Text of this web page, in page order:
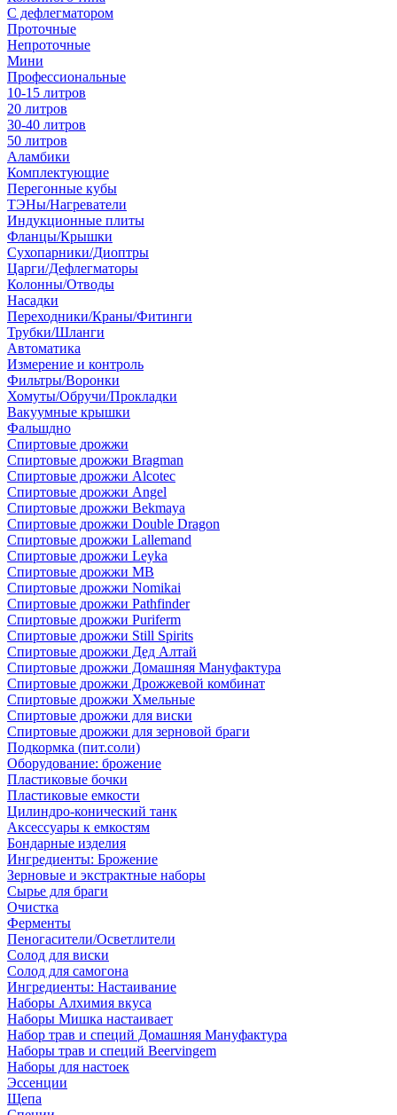
С дефлегматором
Проточные
Непроточные
Мини
Профессиональные
10-15 литров
20 литров
30-40 литров
50 литров
Аламбики
Комплектующие
Перегонные кубы
ТЭНы/Нагреватели
Индукционные плиты
Фланцы/Крышки
Сухопарники/Диоптры
Царги/Дефлегматоры
Колонны/Отводы
Насадки
Переходники/Краны/Фитинги
Трубки/Шланги
Автоматика
Измерение и контроль
Фильтры/Воронки
Хомуты/Обручи/Прокладки
Вакуумные крышки
Фальшдно
Спиртовые дрожжи
Спиртовые дрожжи Bragman
Спиртовые дрожжи Alcotec
Спиртовые дрожжи Angel
Спиртовые дрожжи Bekmaya
Спиртовые дрожжи Double Dragon
Спиртовые дрожжи Lallemand
Спиртовые дрожжи Leyka
Спиртовые дрожжи MB
Спиртовые дрожжи Nomikai
Спиртовые дрожжи Pathfinder
Спиртовые дрожжи Puriferm
Спиртовые дрожжи Still Spirits
Спиртовые дрожжи Дед Алтай
Спиртовые дрожжи Домашняя Мануфактура
Спиртовые дрожжи Дрожжевой комбинат
Спиртовые дрожжи Хмельные
Спиртовые дрожжи для виски
Спиртовые дрожжи для зерновой браги
Подкормка (пит.соли)
Оборудование: брожение
Пластиковые бочки
Пластиковые емкости
Цилиндро-конический танк
Аксессуары к емкостям
Бондарные изделия
Ингредиенты: Брожение
Зерновые и экстрактные наборы
Сырье для браги
Очистка
Ферменты
Пеногасители/Осветлители
Солод для виски
Солод для самогона
Ингредиенты: Настаивание
Наборы Алхимия вкуса
Наборы Мишка настаивает
Набор трав и специй Домашняя Мануфактура
Наборы трав и специй Beervingem
Наборы для настоек
Эссенции
Щепа